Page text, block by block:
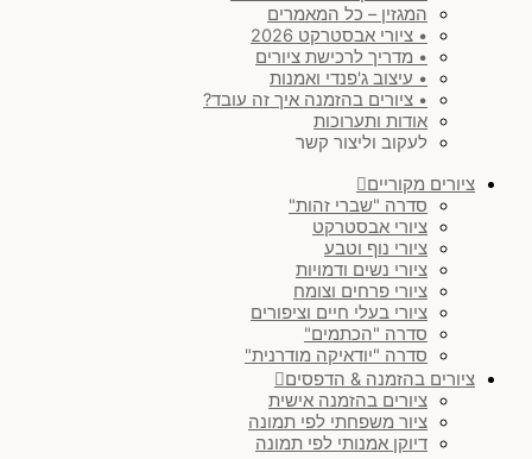
המגזין – כל המאמרים
• ציורי אבסטרקט 2026
• מדריך לרכישת ציורים
• עיצוב ג'פנדי ואמנות
• ציורים בהזמנה איך זה עובד?
אודות ותערוכות
לעקוב וליצור קשר
ציורים מקוריים
סדרה "שברי זהות"
ציורי אבסטרקט
ציורי נוף וטבע
ציורי נשים ודמויות
ציורי פרחים וצומח
ציורי בעלי חיים וציפורים
סדרה "הכתמים"
סדרה "יודאיקה מודרנית"
ציורים בהזמנה & הדפסים
ציורים בהזמנה אישית
ציור משפחתי לפי תמונה
דיוקן אמנותי לפי תמונה